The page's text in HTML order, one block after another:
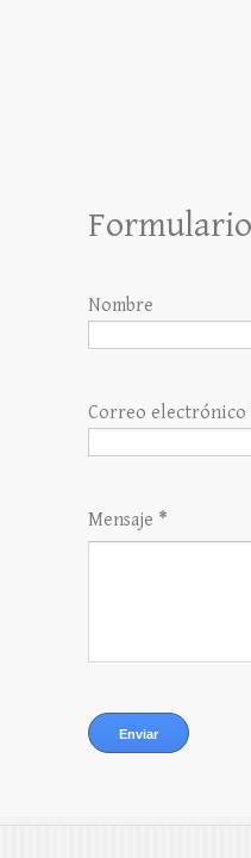
Nombre
Correo electrónico
Mensaje *